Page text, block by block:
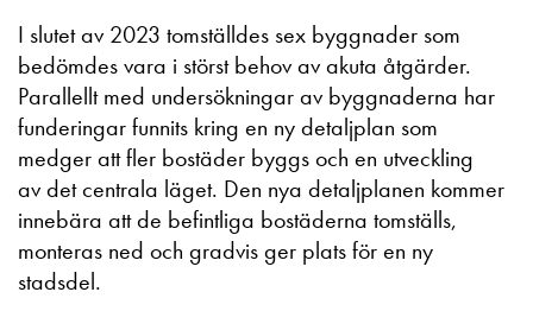
I slutet av 2023 tomställdes sex byggnader som
bedömdes vara i störst behov av akuta åtgärder.
Parallellt med undersökningar av byggnaderna har
funderingar funnits kring en ny detaljplan som
medger att fler bostäder byggs och en utveckling
av det centrala läget. Den nya detaljplanen kommer
innebära att de befintliga bostäderna tomställs,
monteras ned och gradvis ger plats för en ny
stadsdel.